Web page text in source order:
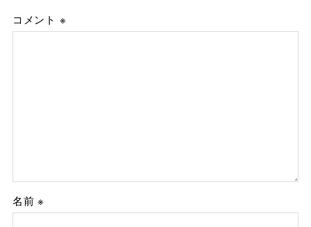
コメント ※
名前※